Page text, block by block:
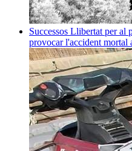
Successos Llibertat per al
provocar l'accident mortal